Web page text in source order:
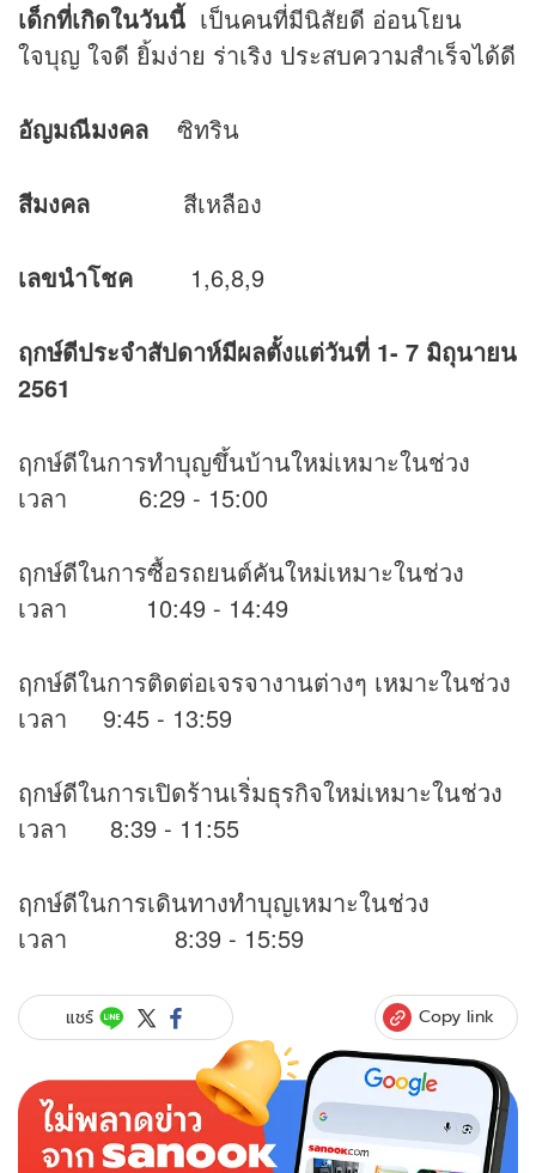
เด็กที่เกิดในวันนี้ เป็นคนที่มีนิสัยดี อ่อนโยน
ใจบุญ ใจดี ยิ้มง่าย ร่าเริง ประสบความสำเร็จได้ดี
อัญมณีมงคล ซิทริน
สีมงคล สีเหลือง
เลขนำโชค 1,6,8,9
ฤกษ์ดีประจำสัปดาห์มีผลตั้งแต่วันที่ 1- 7 มิถุนายน
2561
ฤกษ์ดีในการทำบุญขึ้นบ้านใหม่เหมาะในช่วง
เวลา 6:29 - 15:00
ฤกษ์ดีในการซื้อรถยนต์คันใหม่เหมาะในช่วง
เวลา 10:49 - 14:49
ฤกษ์ดีในการติดต่อเจรจางานต่างๆ เหมาะในช่วง
เวลา 9:45 - 13:59
ฤกษ์ดีในการเปิดร้านเริ่มธุรกิจใหม่เหมาะในช่วง
เวลา 8:39 - 11:55
ฤกษ์ดีในการเดินทางทำบุญเหมาะในช่วง
เวลา 8:39 - 15:59
แชร์ Copy link